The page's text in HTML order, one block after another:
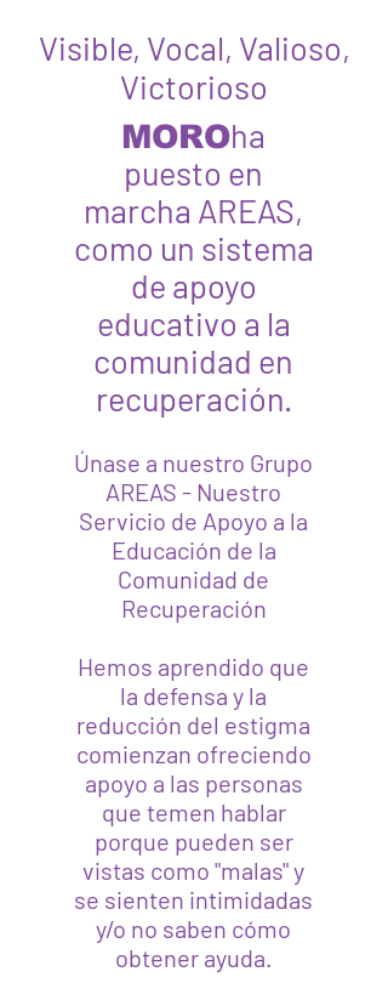
Visible, Vocal, Valioso,
Victorioso
MOROha
puesto en
marcha AREAS,
como un sistema
de apoyo
educativo a la
comunidad en
recuperación.
Únase a nuestro Grupo
AREAS - Nuestro
Servicio de Apoyo a la
Educación de la
Comunidad de
Recuperación
Hemos aprendido que
la defensa y la
reducción del estigma
comienzan ofreciendo
apoyo a las personas
que temen hablar
porque pueden ser
vistas como "malas" y
se sienten intimidadas
y/o no saben cómo
obtener ayuda.